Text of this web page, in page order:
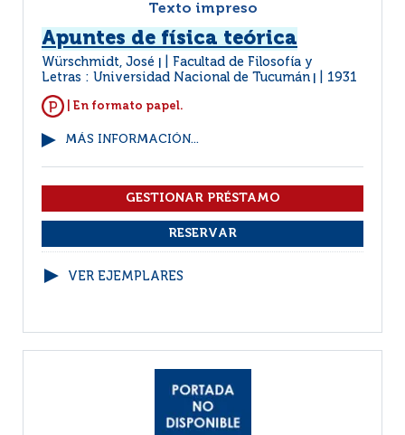
Texto impreso
Apuntes de física teórica
Würschmidt, José
Facultad de Filosofía y
Letras : Universidad Nacional de Tucumán
1931
| En formato papel.
MÁS INFORMACIÓN...
VER EJEMPLARES